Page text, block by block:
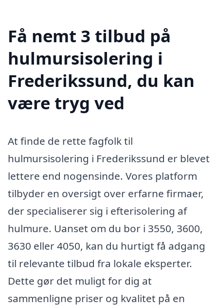
Få nemt 3 tilbud på
hulmursisolering i
Frederikssund, du kan
være tryg ved
At finde de rette fagfolk til
hulmursisolering i Frederikssund er blevet
lettere end nogensinde. Vores platform
tilbyder en oversigt over erfarne firmaer,
der specialiserer sig i efterisolering af
hulmure. Uanset om du bor i 3550, 3600,
3630 eller 4050, kan du hurtigt få adgang
til relevante tilbud fra lokale eksperter.
Dette gør det muligt for dig at
sammenligne priser og kvalitet på en